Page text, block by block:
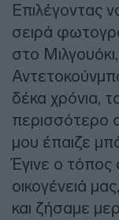
Επιλέγοντας
σειρά
στο
δέκα χρόνια,
περισσότερο
μου έπαιζε
Έγινε ο
οικογένειά
και ζήσαμε